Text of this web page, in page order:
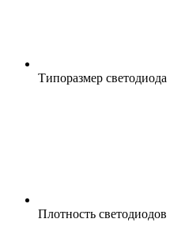
Типоразмер светодиода
Плотность светодиодов